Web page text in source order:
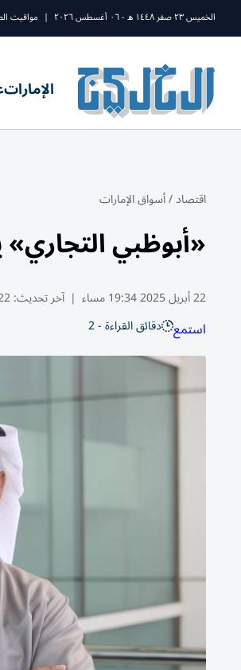
الخميس ٢٣ صفر ١٤٤٨ ه - ٠٦ أغسطس ٢٠٢٦ | مواقيت
الإمارات
اقتصاد/أسواق الإمارات
«أبوظبي
22 أبريل 2025 19:34 مساء | آخر تحديث:22 أبريل
استمع دقائق القراءة - 2